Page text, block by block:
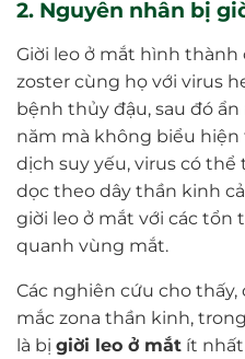
2. Nguyên nhân bị
Giời leo ở mắt hình thành
zoster cùng họ với virus
bệnh thủy đậu, sau đó
năm mà không biểu
dịch suy yếu, virus có
dọc theo dây thần kinh
giời leo ở mắt với các tổn
quanh vùng mắt.
Các nghiên cứu cho thấy,
mắc zona thần kinh,
là bị giời leo ở mắt ít